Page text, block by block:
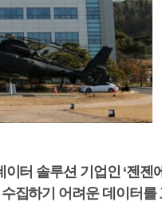
터 솔루션 기업인 ‘젠
집하기 어려운 데이터